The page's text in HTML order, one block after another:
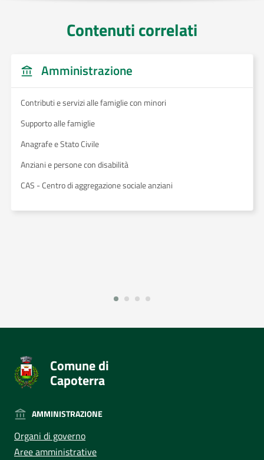
Contenuti correlati
Amministrazione
Contributi e servizi alle famiglie con minori
Supporto alle famiglie
Anagrafe e Stato Civile
Anziani e persone con disabilità
CAS - Centro di aggregazione sociale anziani
Comune di
Capoterra
AMMINISTRAZIONE
Organi di governo
Aree amministrative